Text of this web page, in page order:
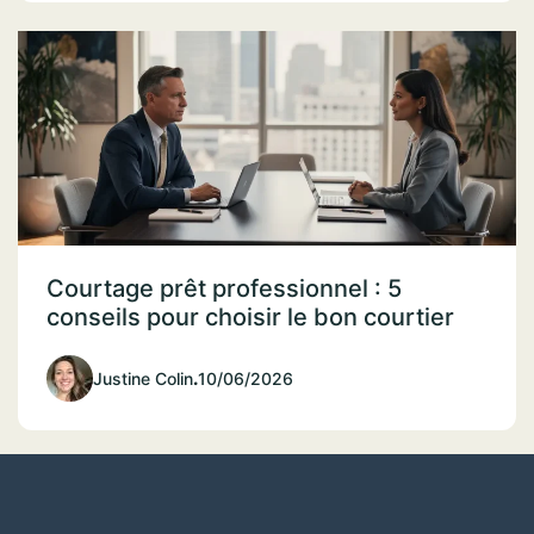
Courtage prêt professionnel : 5
conseils pour choisir le bon courtier
Justine Colin.10/06/2026